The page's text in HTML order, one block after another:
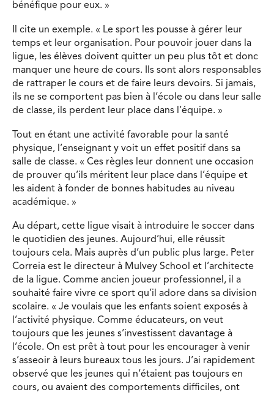
bénéfique pour eux. »
Il cite un exemple. « Le sport les pousse à gérer leur
temps et leur organisation. Pour pouvoir jouer dans la
ligue, les élèves doivent quitter un peu plus tôt et donc
manquer une heure de cours. Ils sont alors responsables
de rattraper le cours et de faire leurs devoirs. Si jamais,
ils ne se comportent pas bien à l’école ou dans leur salle
de classe, ils perdent leur place dans l’équipe. »
Tout en étant une activité favorable pour la santé
physique, l’enseignant y voit un effet positif dans sa
salle de classe. « Ces règles leur donnent une occasion
de prouver qu’ils méritent leur place dans l’équipe et
les aident à fonder de bonnes habitudes au niveau
académique. »
Au départ, cette ligue visait à introduire le soccer dans
le quotidien des jeunes. Aujourd’hui, elle réussit
toujours cela. Mais auprès d’un public plus large. Peter
Correia est le directeur à Mulvey School et l’architecte
de la ligue. Comme ancien joueur professionnel, il a
souhaité faire vivre ce sport qu’il adore dans sa division
scolaire. « Je voulais que les enfants soient exposés à
l’activité physique. Comme éducateurs, on veut
toujours que les jeunes s’investissent davantage à
l’école. On est prêt à tout pour les encourager à venir
s’asseoir à leurs bureaux tous les jours. J’ai rapidement
observé que les jeunes qui n’étaient pas toujours en
cours, ou avaient des comportements difficiles, ont